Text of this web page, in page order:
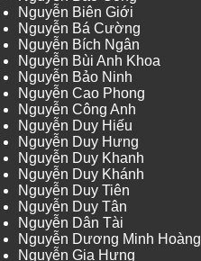
Nguyễn Biên Giới
Nguyễn Bá Cường
Nguyễn Bích Ngân
Nguyễn Bùi Anh Khoa
Nguyễn Bảo Ninh
Nguyễn Cao Phong
Nguyễn Công Anh
Nguyễn Duy Hiếu
Nguyễn Duy Hưng
Nguyễn Duy Khanh
Nguyễn Duy Khánh
Nguyễn Duy Tiên
Nguyễn Duy Tân
Nguyễn Dân Tài
Nguyễn Dương Minh Hoàng
Nguyễn Gia Hưng